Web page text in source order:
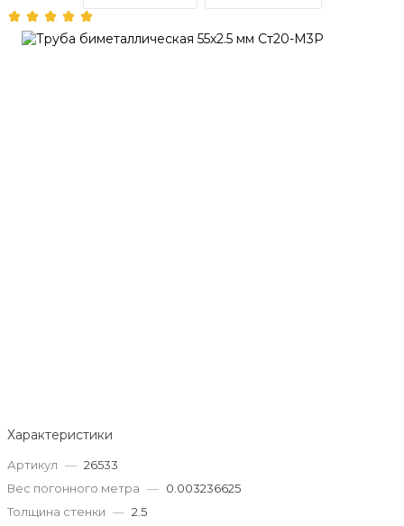
Характеристики
Артикул — 26533
Вес погонного метра — 0.003236625
Толщина стенки — 2.5